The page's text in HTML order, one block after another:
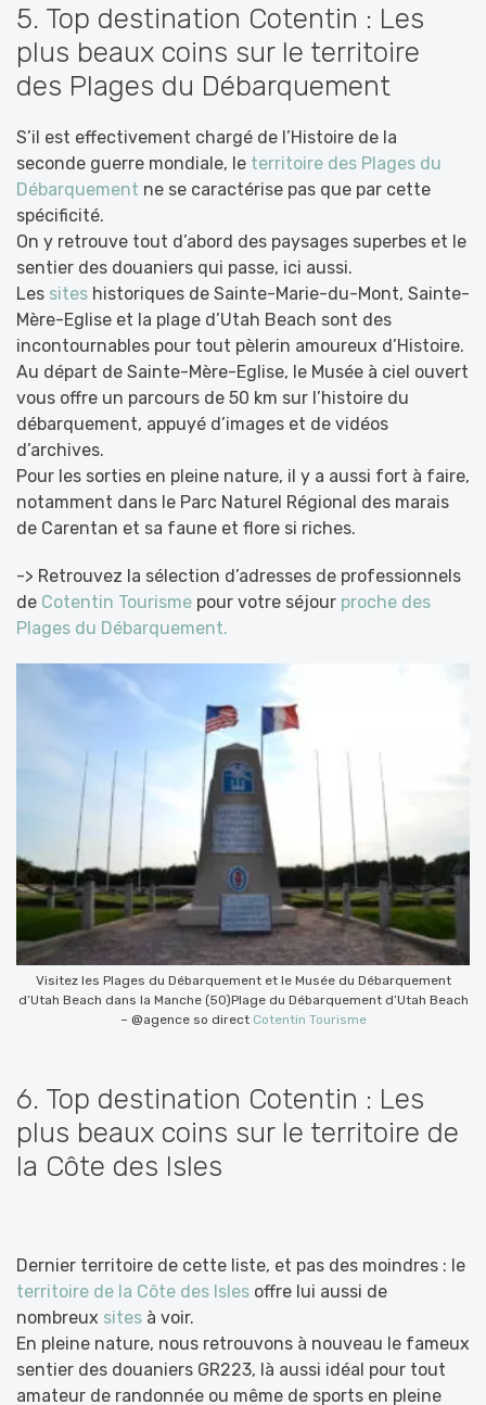
5. Top destination Cotentin : Les
plus beaux coins sur le territoire
des Plages du Débarquement
S’il est effectivement chargé de l’Histoire de la
seconde guerre mondiale, le territoire des Plages du
Débarquement ne se caractérise pas que par cette
spécificité.
On y retrouve tout d’abord des paysages superbes et le
sentier des douaniers qui passe, ici aussi.
Les sites historiques de Sainte-Marie-du-Mont, Sainte-
Mère-Eglise et la plage d’Utah Beach sont des
incontournables pour tout pèlerin amoureux d’Histoire.
Au départ de Sainte-Mère-Eglise, le Musée à ciel ouvert
vous offre un parcours de 50 km sur l’histoire du
débarquement, appuyé d’images et de vidéos
d’archives.
Pour les sorties en pleine nature, il y a aussi fort à faire,
notamment dans le Parc Naturel Régional des marais
de Carentan et sa faune et flore si riches.
-> Retrouvez la sélection d’adresses de professionnels
de Cotentin Tourisme pour votre séjour proche des
Plages du Débarquement.
Visitez les Plages du Débarquement et le Musée du Débarquement
d’Utah Beach dans la Manche (50)Plage du Débarquement d’Utah Beach
– @agence so direct Cotentin Tourisme
6. Top destination Cotentin : Les
plus beaux coins sur le territoire de
la Côte des Isles
Dernier territoire de cette liste, et pas des moindres : le
territoire de la Côte des Isles offre lui aussi de
nombreux sites à voir.
En pleine nature, nous retrouvons à nouveau le fameux
sentier des douaniers GR223, là aussi idéal pour tout
amateur de randonnée ou même de sports en pleine